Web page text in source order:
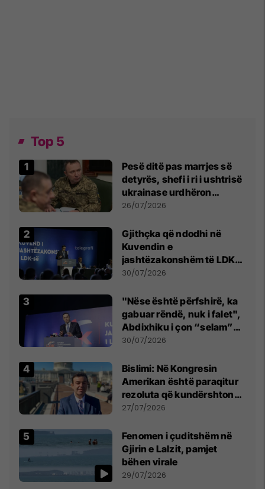
Top 5
Pesë ditë pas marrjes së
detyrës, shefi i ri i ushtrisë
ukrainase urdhëron
kontroll të madh
26/07/2026
Gjithçka që ndodhi në
Kuvendin e
jashtëzakonshëm të LDK-
së
30/07/2026
"Nëse është përfshirë, ka
gabuar rëndë, nuk i falet",
Abdixhiku i çon “selam”
Përparim Ramës
30/07/2026
Bislimi: Në Kongresin
Amerikan është paraqitur
rezoluta që kundërshton
mbajtjen e Asamblesë
në Beograd
27/07/2026
Fenomen i çuditshëm në
Gjirin e Lalzit, pamjet
bëhen virale
29/07/2026